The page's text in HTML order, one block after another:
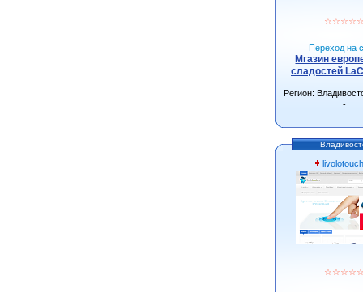
☆☆☆☆
Переход на
Мгазин
сладостей
Регион:
-
☆☆☆☆